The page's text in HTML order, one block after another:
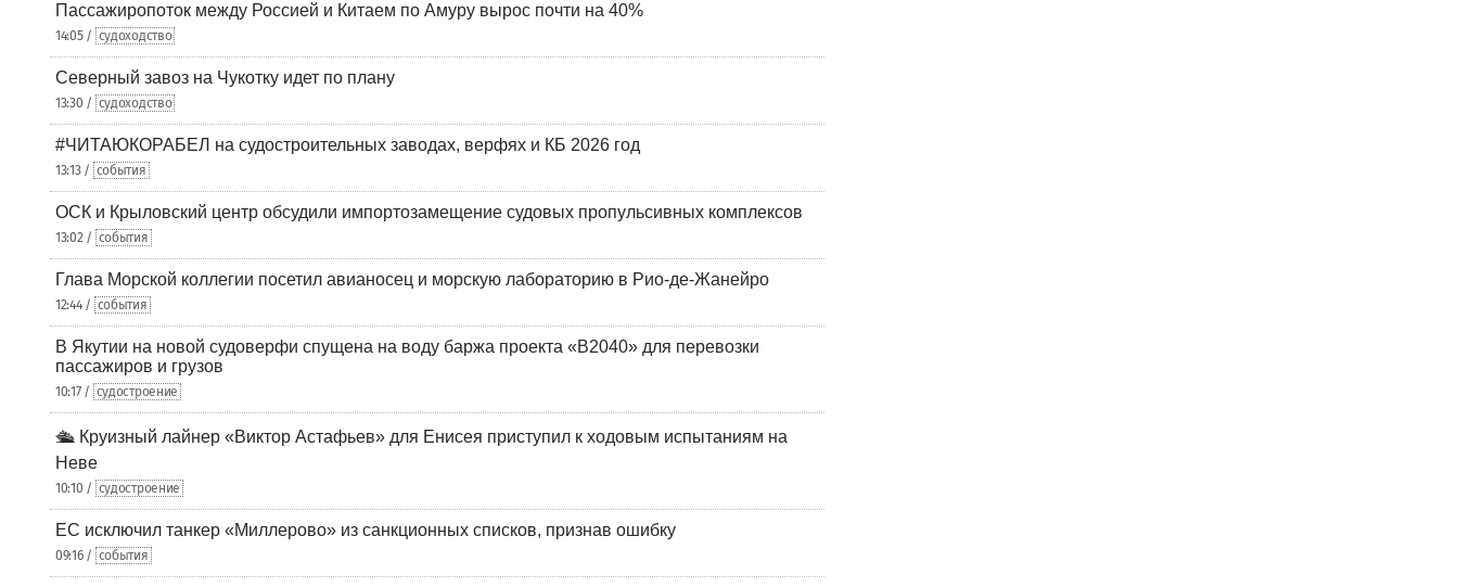
Пассажиропоток между Россией и Китаем по Амуру вырос почти на 40%
14:05 / судоходство
Северный завоз на Чукотку идет по плану
13:30 / судоходство
#ЧИТАЮКОРАБЕЛ на судостроительных заводах, верфях и КБ 2026 год
13:13 / события
ОСК и Крыловский центр обсудили импортозамещение судовых пропульсивных комплексов
13:02 / события
Глава Морской коллегии посетил авианосец и морскую лабораторию в Рио-де-Жанейро
12:44 / события
В Якутии на новой судоверфи спущена на воду баржа проекта «В2040» для перевозки
пассажиров и грузов
10:17 / судостроение
🛳️ Круизный лайнер «Виктор Астафьев» для Енисея приступил к ходовым испытаниям на
Неве
10:10 / судостроение
ЕС исключил танкер «Миллерово» из санкционных списков, признав ошибку
09:16 / события